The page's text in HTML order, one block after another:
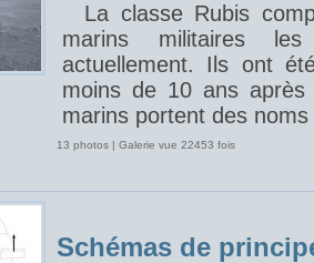
La classe Rubis
marins militaires
actuellement. Ils ont
moins de 10 ans
marins portent des
13 photos | Galerie vue 22453 fois
Schémas de